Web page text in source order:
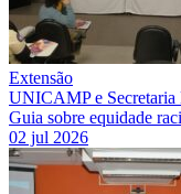
Extensão
UNICAMP e Secretaria
Guia sobre equidade
02 jul 2026